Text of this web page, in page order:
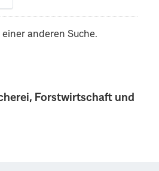
Forstwirtschaft und
anderen Suche.